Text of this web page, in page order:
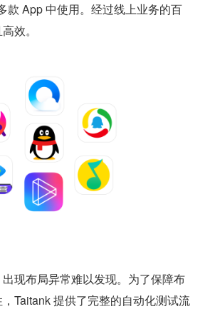
款 App 中使用。经过线上业务的百
效。
现布局异常难以发现。为了保障布
Taitank 提供了完整的自动化测试流